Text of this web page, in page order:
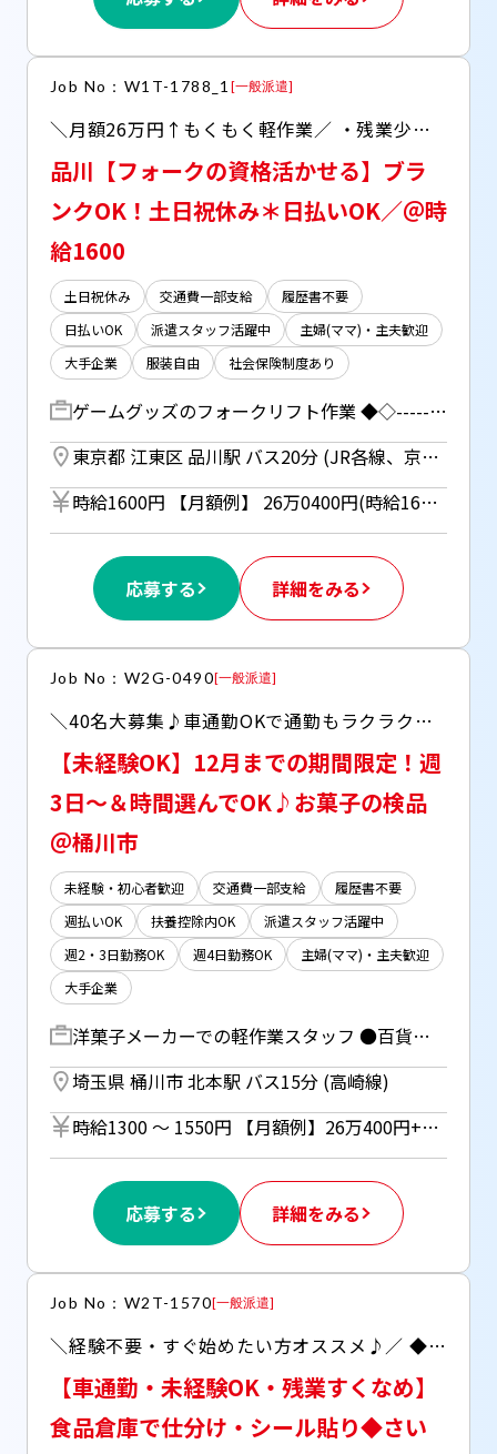
Job No：W1T-1788_1 [一般派遣]
＼月額26万円↑もくもく軽作業／ ・残業少なめ！ほぼ定時退勤できる！ ・無料送迎バスもあるから通勤ラクラク♪
品川【フォークの資格活かせる】ブラ
ンクOK！土日祝休み＊日払いOK／＠時
給1600
土日祝休み 交通費一部支給
履歴書不要
日払いOK
派遣スタッフ活躍中
主婦(ママ)・主夫歓迎
大手企業
服装自由 社会保険制度あり
ゲームグッズのフォークリフト作業 ◆◇---------------------------------- にゃんこがタワーを壊し合うあのゲーム！ ぬいぐるみ等のグッズを取り扱い♪ ----------------------------------◇◆ ※リーチ型フォークを使用 ・入荷商品の移動、格納 ・空のパレットの回収 ・手元作業（ピッキング、検品など） ＊フォーク作業5割、手元作業5割 ＊いろいろなことが出来るので飽きずにお仕事できます♪
東京都 江東区 品川駅 バス20分 (JR各線、京急線)
時給1600円 【月額例】 26万0400円(時給1600円×実働7.75h×21日) ※月額例は一例であり、保証するものではありません。 ■日払いOK（所定労働時間の80％迄） ■給与は月1回の銀行振込となりますが、「JOBPAY（ジョブペイ）」の利用で就業当日に給料相当額の一部をセブン銀行や三菱UFJ銀行、コンビニ等のATMから受け取る事が可能です！※受取タイミングは自由だから週1回や月2回などの使い方もOK！ ◎『JOBPAY』はマイページにてカード発行手続き完了後より利用可能です♪ ⇒詳しくはお仕事紹介時に担当者までご相談ください
応募する 詳細をみる
Job No：W2G-0490[一般派遣]
＼40名大募集♪車通勤OKで通勤もラクラク／ ◆東京土産でお馴染み！経験不要のモクモク作業 ◆空調完備のきれいなセンターです◎
【未経験OK】12月までの期間限定！週
3日～＆時間選んでOK♪お菓子の検品
＠桶川市
未経験・初心者歓迎 交通費一部支給
履歴書不要
週払いOK
扶養控除内OK
派遣スタッフ活躍中
週2・3日勤務OK
週4日勤務OK
主婦(ママ)・主夫歓迎
大手企業
洋菓子メーカーでの軽作業スタッフ ●百貨店で人気のお菓子取り扱い！ ・出来上がったクッキーなどの検品チェック ・商品の箱詰め、包装、シール貼り ・材料の仕込み、生地を並べる ・その他、作業スペースの掃除など 【オススメPOINT】━━━━━━━━━━━━━ ＊難しい機械操作ナシ♪ ＊20名以上のチームで困った時は相談できる環境！ ＊【社割あり】おトクにお菓子も買える♪ ━━━━━━━━━━━━━━━━━━━━━━
埼玉県 桶川市 北本駅 バス15分 (高崎線)
時給1300 〜 1550円 【月額例】26万400円+交通費 （時給1550円×実働8h×21日の場合） ※月額例は一例であり、保証するものではありません。 ※車通勤の場合はガソリン代支給（規定あり） ※週4～5日勤務：時給1550円 ※週3日勤務：時給1300円 ◆週払い（規定あり）利用OK！※ご本人様からお仕事紹介時に申請があった場合のみ適用（初回2ヵ月間のみ、以降月払い制。マイナンバー＆扶養控除申告書の提出が必要です。）
応募する 詳細をみる
Job No：W2T-1570[一般派遣]
＼経験不要・すぐ始めたい方オススメ♪／ ◆レトルト、調味料、冷凍食品などの仕分け作業 ◆お車での通勤もOK（無料駐車場あり）
【車通勤・未経験OK・残業すくなめ】
食品倉庫で仕分け・シール貼り◆さい